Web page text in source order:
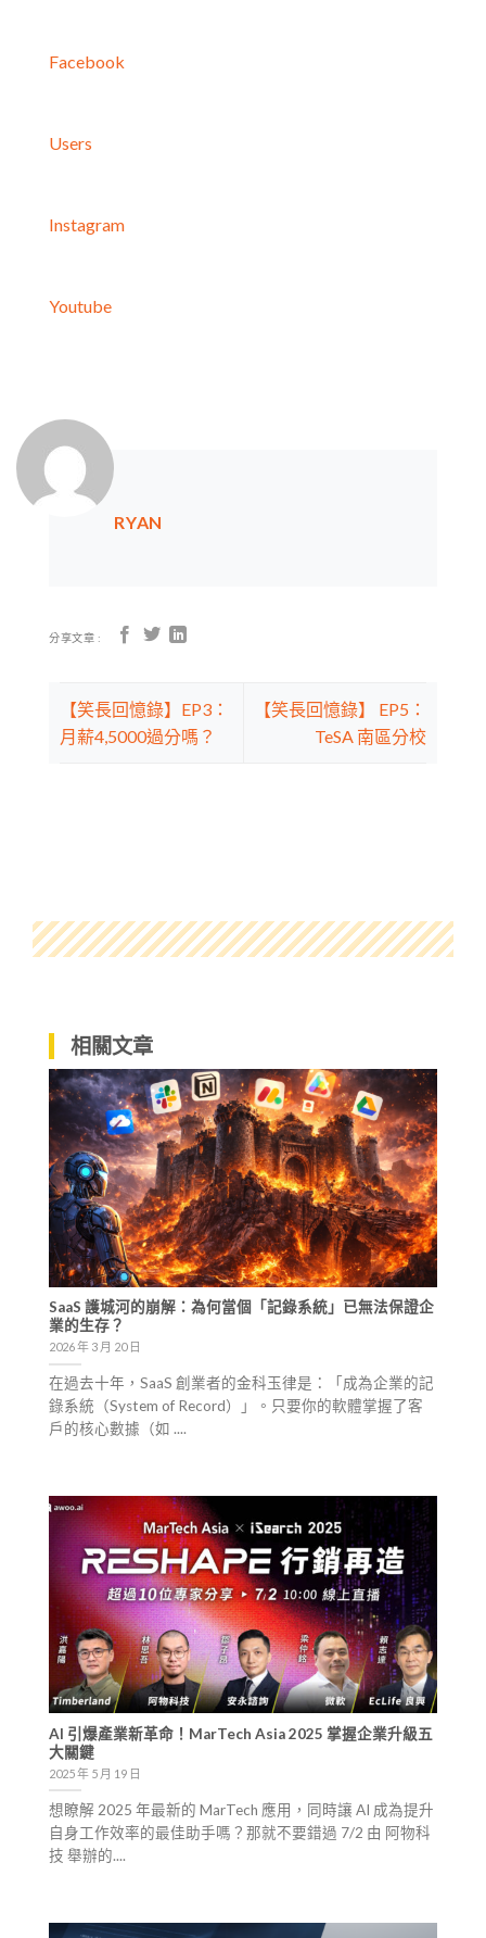
Facebook
Users
Instagram
Youtube
RYAN
分享文章 :
【笑長回憶錄】EP3：
月薪4,5000過分嗎？
【笑長回憶錄】 EP5：
TeSA 南區分校
相關文章
SaaS 護城河的崩解：為何當個「記錄系統」已無法保證企
業的生存？
2026 年 3 月 20 日
在過去十年，SaaS 創業者的金科玉律是：「成為企業的記
錄系統（System of Record）」。只要你的軟體掌握了客
戶的核心數據（如 ....
AI 引爆產業新革命！MarTech Asia 2025 掌握企業升級五
大關鍵
2025 年 5 月 19 日
想瞭解 2025 年最新的 MarTech 應用，同時讓 AI 成為提升
自身工作效率的最佳助手嗎？那就不要錯過 7/2 由 阿物科
技 舉辦的....